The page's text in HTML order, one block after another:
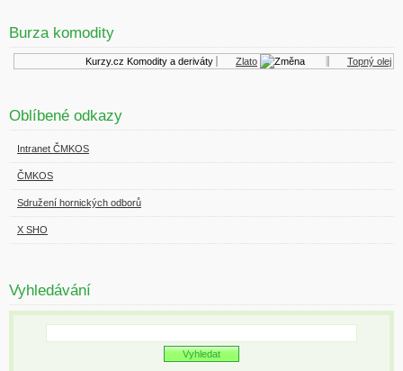
Burza komodity
Kurzy.cz Komodity a deriváty Zlato Topný olej
Oblíbené odkazy
Intranet ČMKOS
ČMKOS
Sdružení hornických odborů
X SHO
Vyhledávání